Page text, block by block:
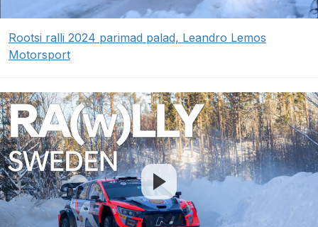
Rootsi ralli 2024 parimad palad, Leandro Lemos
Motorsport